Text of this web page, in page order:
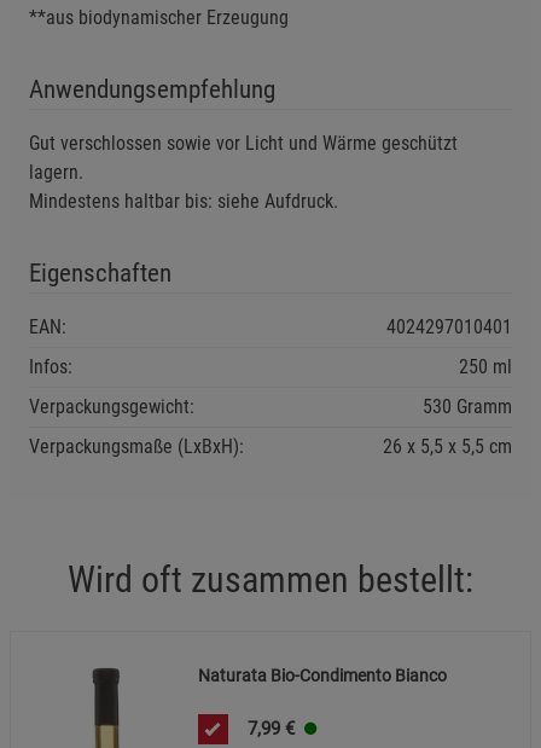
**aus biodynamischer Erzeugung
Anwendungsempfehlung
Gut verschlossen sowie vor Licht und Wärme geschützt
lagern.
Mindestens haltbar bis: siehe Aufdruck.
Eigenschaften
EAN:
4024297010401
Infos:
250 ml
Verpackungsgewicht:
530 Gramm
Verpackungsmaße (LxBxH):
26 5,5 5,5 cm
Wird oft zusammen bestellt:
Naturata Bio-Condimento Bianco
7,99 €
Cookie-Informationen
Statistik Cookies (2)
Beschreibung Marketing Cookies
Impressum